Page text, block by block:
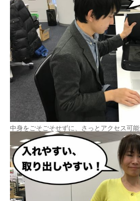
中身をごそごそせずに、さっとアクセス可能